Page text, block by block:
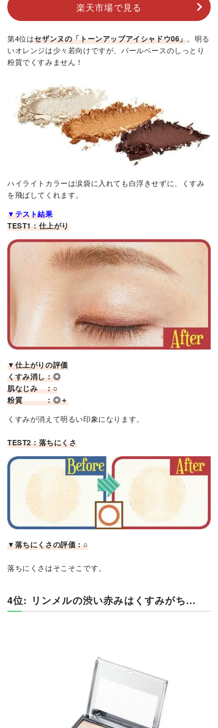
楽天市場で見る
第4位はセザンヌの「トーンアップアイシャドウ06」。明る
いオレンジは少々若向けですが、パールベースのしっとり
粉質でくすみません！
ハイライトカラーは涙袋に入れても白浮きせずに、くすみ
を飛ばしてくれます。
▼テスト結果
TEST1：仕上がり
▼仕上がりの評価
くすみ消し：◎
肌なじみ ：○
粉質 ：◎＋
くすみが消えて明るい印象になります。
TEST2：落ちにくさ
▼落ちにくさの評価：○
落ちにくさはそこそこです。
4位: リンメルの渋い赤みはくすみがち…